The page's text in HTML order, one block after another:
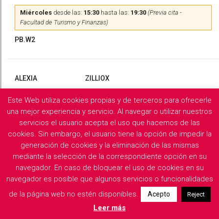
Miércoles desde las: 15:30 hasta las: 19:30 (Previa cita -
Facultad de Turismo y Finanzas)
PB.W2
ALEXIA ZILLIOX
Martes yMiércolesdesde las:10:00hasta las:13:00 (Previa
cita)
PB.X2
Filología Griega y Latina
Descargar horarios de consulta del departamento
Este Web utiliza cookies propias y de terceros para ofrecerle
una mejor experiencia y servicio. Al navegar o utilizar nuestros
servicios el usuario acepta el uso que hacemos de las
cookies. Sin embargo, el usuario tiene la opción de impedir la
generación de cookies y la eliminación de las mismas
mediante la selección de la correspondiente opción en su
navegador. En caso de bloquear el uso de cookies en su
navegador es posible que algunos servicios o funcionalidades
de la página web no estén disponibles.
Acepto Reject
Leer más